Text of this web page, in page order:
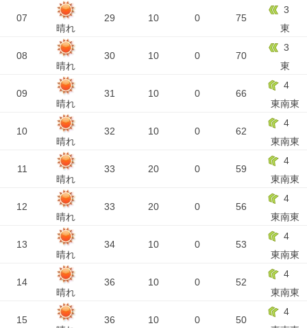
07
晴れ
29 10 0 75
3
東
08
晴れ
30 10 0 70
3
東
09
晴れ
31 10 0 66
4
東南東
10
晴れ
32 10 0 62
4
東南東
11
晴れ
33 20 0 59
4
東南東
12
晴れ
33 20 0 56
4
東南東
13
晴れ
34 10 0 53
4
東南東
14
晴れ
36 10 0 52
4
東南東
15
36 10 0 50
4